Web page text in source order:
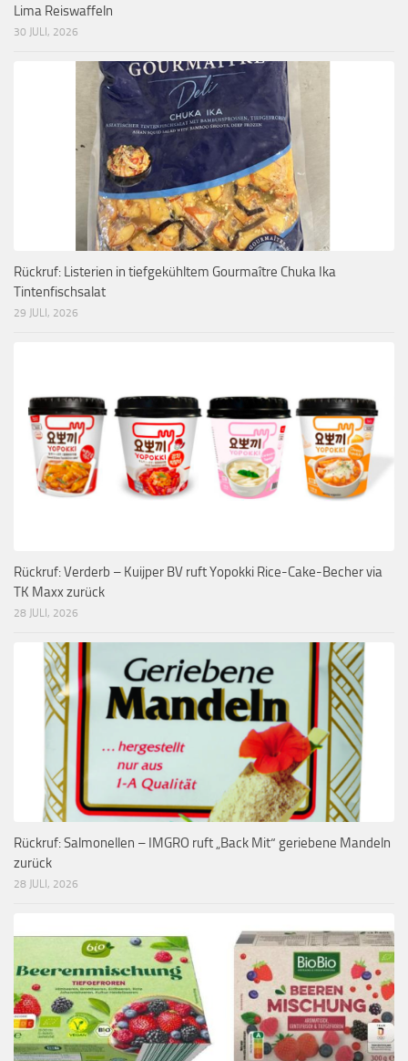
Lima Reiswaffeln
30 JULI, 2026
Rückruf: Listerien in tiefgekühltem Gourmaître Chuka Ika
Tintenfischsalat
29 JULI, 2026
Rückruf: Verderb – Kuijper BV ruft Yopokki Rice-Cake-Becher via
TK Maxx zurück
28 JULI, 2026
Rückruf: Salmonellen – IMGRO ruft „Back Mit“ geriebene Mandeln
zurück
28 JULI, 2026